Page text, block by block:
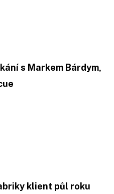
s Markem Bárdym,
klient půl roku